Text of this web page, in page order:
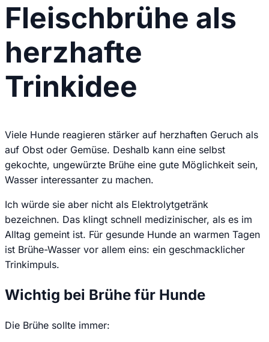
Fleischbrühe als
herzhafte
Trinkidee
Viele Hunde reagieren stärker auf herzhaften Geruch als
auf Obst oder Gemüse. Deshalb kann eine selbst
gekochte, ungewürzte Brühe eine gute Möglichkeit sein,
Wasser interessanter zu machen.
Ich würde sie aber nicht als Elektrolytgetränk
bezeichnen. Das klingt schnell medizinischer, als es im
Alltag gemeint ist. Für gesunde Hunde an warmen Tagen
ist Brühe-Wasser vor allem eins: ein geschmacklicher
Trinkimpuls.
Wichtig bei Brühe für Hunde
Die Brühe sollte immer: